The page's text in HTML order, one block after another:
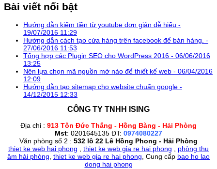
Bài viết nổi bật
Hướng dẫn kiếm tiền từ youtube đơn giản dễ hiểu -
19/07/2016 11:29
Hướng dẫn cách tạo cửa hàng trên facebook để bán hàng. -
27/06/2016 11:53
Tổng hợp các Plugin SEO cho WordPress 2016 - 06/06/2016
13:25
Nên lựa chọn mã nguồn mở nào để thiết kế web - 06/04/2016
12:09
Hướng dẫn tạo sitemap cho website chuẩn google -
14/12/2015 12:33
CÔNG TY TNHH ISING
Địa chỉ : 913 Tôn Đức Thắng - Hồng Bàng - Hải Phòng
Mst: 0201645135 ĐT: 0974080227
Văn phòng số 2 : 532 lô 22 Lê Hồng Phong - Hải Phòng
thiet ke web hai phong , thiet ke web gia re hai phong , phòng thu
âm hải phòng, thiet ke web gia re hai phong, Cung cấp bao ho lao
dong hai phong